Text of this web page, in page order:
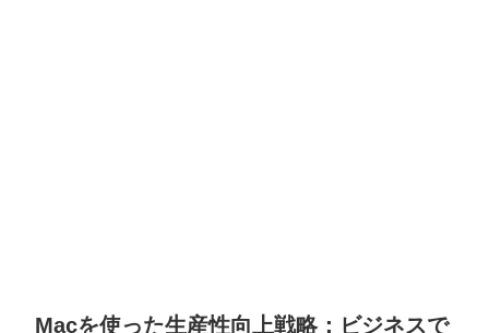
Macを使った生産性向上戦略：ビジネスで